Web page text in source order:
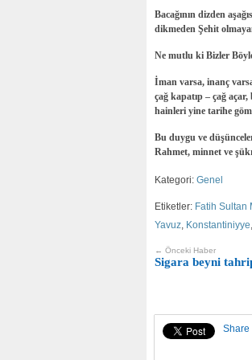
Bacağının dizden
dikmeden Şehit
Ne mutlu ki Bizler
İman varsa, inanç
çağ kapatıp – çağ
hainleri yine tarihe
Bu duygu ve
Rahmet, minnet ve
Kategori: Genel
Etiketler: Fatih Sultan
Yavuz, Konstantiniyye,
← Önceki Haber
Sigara beyni
Share